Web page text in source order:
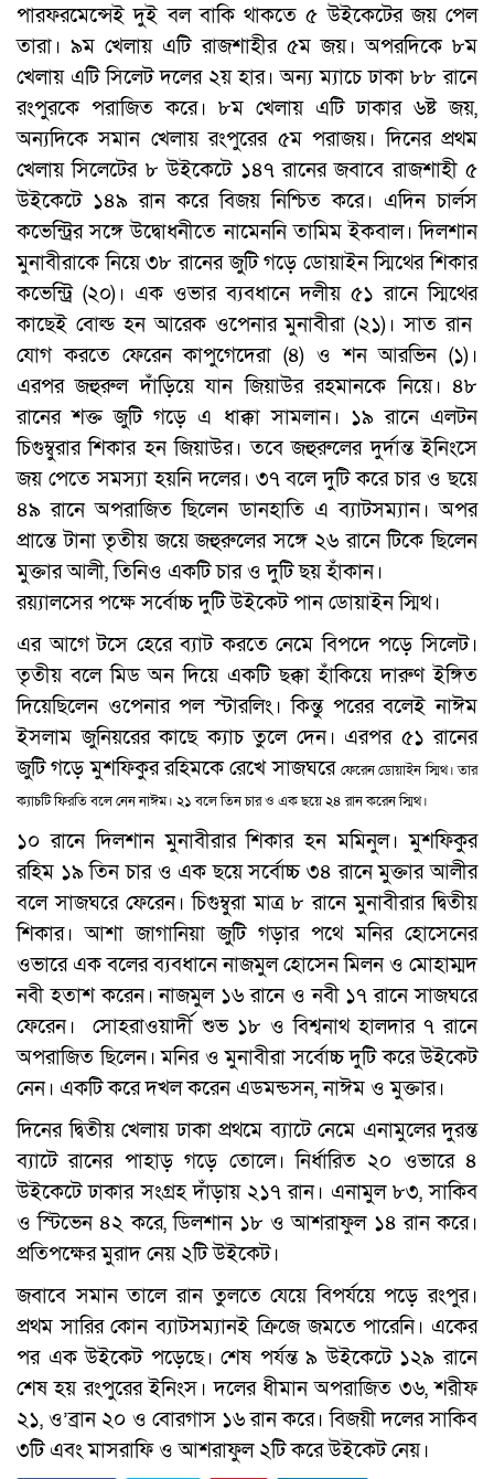
পারফরমেন্সেই দুই বল বাকি থাকতে ৫ উইকেটের জয় পেল
তারা। ৯ম খেলায় এটি রাজশাহীর ৫ম জয়। অপরদিকে ৮ম
খেলায় এটি সিলেট দলের ২য় হার। অন্য ম্যাচে ঢাকা ৮৮ রানে
রংপুরকে পরাজিত করে। ৮ম খেলায় এটি ঢাকার ৬ষ্ট জয়,
অন্যদিকে সমান খেলায় রংপুরের ৫ম পরাজয়। দিনের প্রথম
খেলায় সিলেটের ৮ উইকেটে ১৪৭ রানের জবাবে রাজশাহী ৫
উইকেটে ১৪৯ রান করে বিজয় নিশ্চিত করে। এদিন চার্লস
কভেন্ট্রির সঙ্গে উদ্বোধনীতে নামেননি তামিম ইকবাল। দিলশান
মুনাবীরাকে নিয়ে ৩৮ রানের জুটি গড়ে ডোয়াইন স্মিথের শিকার
কভেন্ট্রি (২০)। এক ওভার ব্যবধানে দলীয় ৫১ রানে স্মিথের
কাছেই বোল্ড হন আরেক ওপেনার মুনাবীরা (২১)। সাত রান
যোগ করতে ফেরেন কাপুগেদেরা (৪) ও শন আরভিন (১)।
এরপর জহুরুল দাঁড়িয়ে যান জিয়াউর রহমানকে নিয়ে। ৪৮
রানের শক্ত জুটি গড়ে এ ধাক্কা সামলান। ১৯ রানে এলটন
চিগুম্বুরার শিকার হন জিয়াউর। তবে জহুরুলের দুর্দান্ত ইনিংসে
জয় পেতে সমস্যা হয়নি দলের। ৩৭ বলে দুটি করে চার ও ছয়ে
৪৯ রানে অপরাজিত ছিলেন ডানহাতি এ ব্যাটসম্যান। অপর
প্রান্তে টানা তৃতীয় জয়ে জহুরুলের সঙ্গে ২৬ রানে টিকে ছিলেন
মুক্তার আলী, তিনিও একটি চার ও দুটি ছয় হাঁকান।
রয়্যালসের পক্ষে সর্বোচ্চ দুটি উইকেট পান ডোয়াইন স্মিথ।
এর আগে টসে হেরে ব্যাট করতে নেমে বিপদে পড়ে সিলেট।
তৃতীয় বলে মিড অন দিয়ে একটি ছক্কা হাঁকিয়ে দারুণ ইঙ্গিত
দিয়েছিলেন ওপেনার পল স্টারলিং। কিন্তু পরের বলেই নাঈম
ইসলাম জুনিয়রের কাছে ক্যাচ তুলে দেন। এরপর ৫১ রানের
জুটি গড়ে মুশফিকুর রহিমকে রেখে সাজঘরে ফেরেন ডোয়াইন স্মিথ। তার
ক্যাচটি ফিরতি বলে নেন নাঈম। ২১ বলে তিন চার ও এক ছয়ে ২৪ রান করেন স্মিথ।
১০ রানে দিলশান মুনাবীরার শিকার হন মমিনুল। মুশফিকুর
রহিম ১৯ তিন চার ও এক ছয়ে সর্বোচ্চ ৩৪ রানে মুক্তার আলীর
বলে সাজঘরে ফেরেন। চিগুম্বুরা মাত্র ৮ রানে মুনাবীরার দ্বিতীয়
শিকার। আশা জাগানিয়া জুটি গড়ার পথে মনির হোসেনের
ওভারে এক বলের ব্যবধানে নাজমুল হোসেন মিলন ও মোহাম্মদ
নবী হতাশ করেন। নাজমুল ১৬ রানে ও নবী ১৭ রানে সাজঘরে
ফেরেন। সোহরাওয়ার্দী শুভ ১৮ ও বিশ্বনাথ হালদার ৭ রানে
অপরাজিত ছিলেন। মনির ও মুনাবীরা সর্বোচ্চ দুটি করে উইকেট
নেন। একটি করে দখল করেন এডমন্ডসন, নাঈম ও মুক্তার।
দিনের দ্বিতীয় খেলায় ঢাকা প্রথমে ব্যাটে নেমে এনামুলের দুরন্ত
ব্যাটে রানের পাহাড় গড়ে তোলে। নির্ধারিত ২০ ওভারে ৪
উইকেটে ঢাকার সংগ্রহ দাঁড়ায় ২১৭ রান। এনামুল ৮৩, সাকিব
ও স্টিভেন ৪২ করে, ডিলশান ১৮ ও আশরাফুল ১৪ রান করে।
প্রতিপক্ষের মুরাদ নেয় ২টি উইকেট।
জবাবে সমান তালে রান তুলতে যেয়ে বিপর্যয়ে পড়ে রংপুর।
প্রথম সারির কোন ব্যাটসম্যানই ক্রিজে জমতে পারেনি। একের
পর এক উইকেট পড়েছে। শেষ পর্যন্ত ৯ উইকেটে ১২৯ রানে
শেষ হয় রংপুরের ইনিংস। দলের ধীমান অপরাজিত ৩৬, শরীফ
২১, ও’ব্রান ২০ ও বোরগাস ১৬ রান করে। বিজয়ী দলের সাকিব
৩টি এবং মাসরাফি ও আশরাফুল ২টি করে উইকেট নেয়।